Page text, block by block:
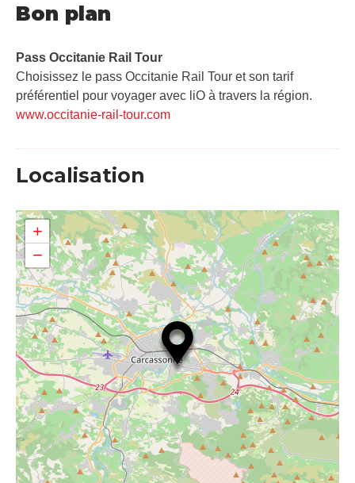
Bon plan
Pass Occitanie Rail Tour​
Choisissez le pass Occitanie Rail Tour et son tarif
préférentiel pour voyager avec liO à travers la région.
www.occitanie-rail-tour.com
Localisation
+
−